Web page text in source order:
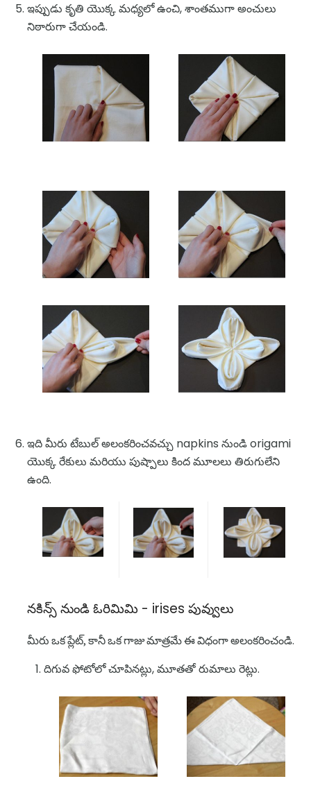
ఇప్పుడు కృతి యొక్క మధ్యలో ఉంచి, శాంతముగా అంచులు
నిఠారుగా చేయండి.
ఇది మీరు టేబుల్ అలంకరించవచ్చు napkins నుండి origami
యొక్క రేకులు మరియు పుష్పాలు కింద మూలలు తిరుగులేని
ఉంది.
నకిన్స్ నుండి ఓరిమిమి - irises పువ్వులు
మీరు ఒక ప్లేట్, కానీ ఒక గాజు మాత్రమే ఈ విధంగా అలంకరించండి.
దిగువ ఫోటోలో చూపినట్లు, మూతతో రుమాలు రెట్లు.